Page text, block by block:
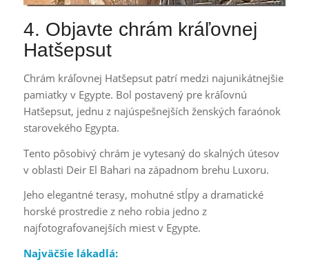
4. Objavte chrám kráľovnej
Hatšepsut
Chrám kráľovnej Hatšepsut patrí medzi najunikátnejšie
pamiatky v Egypte. Bol postavený pre kráľovnú
Hatšepsut, jednu z najúspešnejších ženských faraónok
starovekého Egypta.
Tento pôsobivý chrám je vytesaný do skalných útesov
v oblasti Deir El Bahari na západnom brehu Luxoru.
Jeho elegantné terasy, mohutné stĺpy a dramatické
horské prostredie z neho robia jedno z
najfotografovanejších miest v Egypte.
Najväčšie lákadlá: